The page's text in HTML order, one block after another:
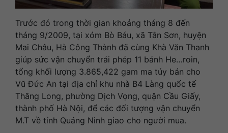
Trước đó trong thời gian khoảng tháng 8 đến
tháng 9/2009, tại xóm Bò Báu, xã Tân Sơn, huyện
Mai Châu, Hà Công Thành đã cùng Khà Văn Thanh
giúp sức vận chuyển trái phép 11 bánh He…roin,
tổng khối lượng 3.865,422 gam ma túy bán cho
Vũ Đức An tại địa chỉ khu nhà B4 Làng quốc tế
Thăng Long, phường Dịch Vọng, quận Cầu Giấy,
thành phố Hà Nội, để các đối tượng vận chuyển
M.T về tỉnh Quảng Ninh giao cho người mua.